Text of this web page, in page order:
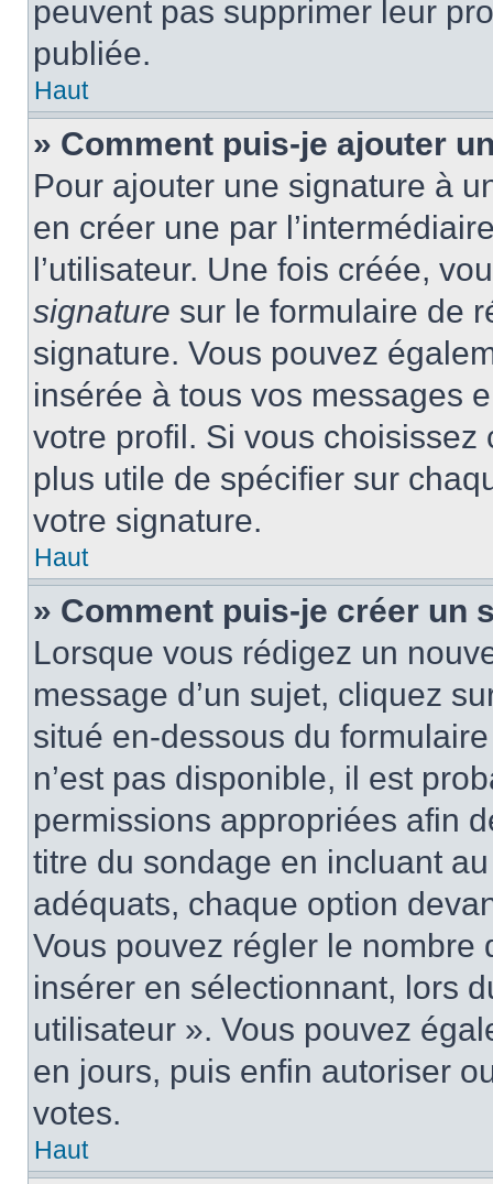
peuvent pas supprimer leur
publiée.
Haut
» Comment puis-je ajouter
Pour ajouter une signature à
en créer une par
l’utilisateur. Une fois créée,
signature sur le formulaire de
signature. Vous pouvez
insérée à tous vos messages
votre profil. Si vous
plus utile de spécifier sur
votre signature.
Haut
» Comment puis-je créer un
Lorsque vous rédigez un
message d’un sujet, cliquez
situé en-dessous du
n’est pas disponible, il est
permissions appropriées afin
titre du sondage en incluant
adéquats, chaque option
Vous pouvez régler le nombre
insérer en sélectionnant, lors
utilisateur ». Vous pouvez
en jours, puis enfin autoriser
votes.
Haut